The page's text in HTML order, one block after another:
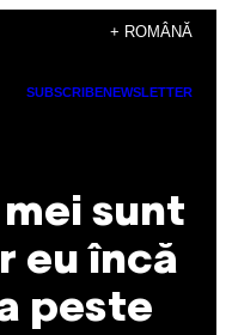
+ ROMÂNĂ
SUBSCRIBENEWSLETTER
sunt
eu încă
peste